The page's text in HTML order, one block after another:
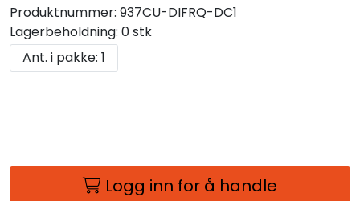
Produktnummer: 937CU-DIFRQ-DC1
Lagerbeholdning: 0 stk
Ant. i pakke: 1
Logg inn for å handle